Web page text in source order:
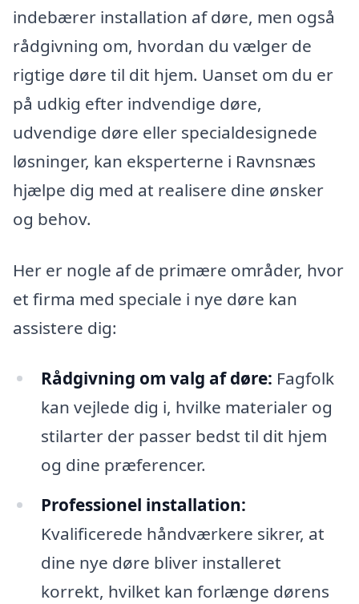
indebærer installation af døre, men også
rådgivning om, hvordan du vælger de
rigtige døre til dit hjem. Uanset om du er
på udkig efter indvendige døre,
udvendige døre eller specialdesignede
løsninger, kan eksperterne i Ravnsnæs
hjælpe dig med at realisere dine ønsker
og behov.
Her er nogle af de primære områder, hvor
et firma med speciale i nye døre kan
assistere dig:
Rådgivning om valg af døre: Fagfolk
kan vejlede dig i, hvilke materialer og
stilarter der passer bedst til dit hjem
og dine præferencer.
Professionel installation:
Kvalificerede håndværkere sikrer, at
dine nye døre bliver installeret
korrekt, hvilket kan forlænge dørens